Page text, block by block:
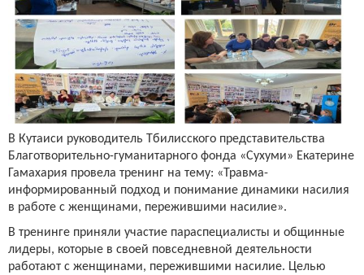
В Кутаиси руководитель Тбилисского представительства
Благотворительно-гуманитарного фонда «Сухуми» Екатерине
Гамахария провела тренинг на тему: «Травма-
информированный подход и понимание динамики насилия
в работе с женщинами, пережившими насилие».
В тренинге приняли участие параспециалисты и общинные
лидеры, которые в своей повседневной деятельности
работают с женщинами, пережившими насилие. Целью